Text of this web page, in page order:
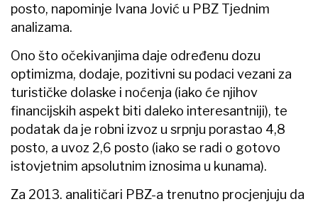
posto, napominje Ivana Jović u PBZ Tjednim
analizama.
Ono što očekivanjima daje određenu dozu
optimizma, dodaje, pozitivni su podaci vezani za
turističke dolaske i noćenja (iako će njihov
financijskih aspekt biti daleko interesantniji), te
podatak da je robni izvoz u srpnju porastao 4,8
posto, a uvoz 2,6 posto (iako se radi o gotovo
istovjetnim apsolutnim iznosima u kunama).
Za 2013. analitičari PBZ-a trenutno procjenjuju da